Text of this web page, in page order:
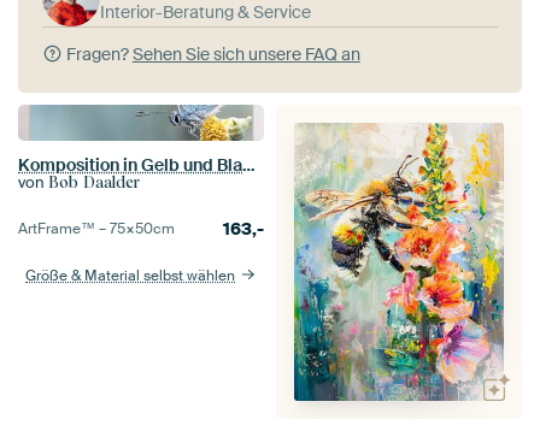
Interior-Beratung & Service
Fragen?Sehen Sie sich unsere FAQ an
Komposition in Gelb und Blau .... (Butterfly, Blau, Sommer)
von Bob Daalder
ArtFrame™ –75×50cm 163,-
Größe & Material selbst wählen